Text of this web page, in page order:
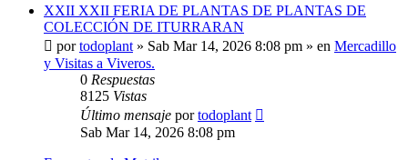
XXII XXII FERIA DE PLANTAS DE PLANTAS DE
COLECCIÓN DE ITURRARAN
portodoplant » Sab Mar 14, 2026 8:08 pm » en Mercadillo
y Visitas a Viveros.
0 Respuestas
8125 Vistas
Último mensaje portodoplant
Sab Mar 14, 2026 8:08 pm